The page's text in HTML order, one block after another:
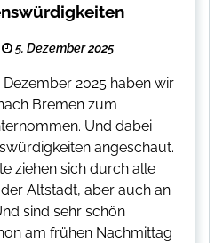
5. Dezember 2025
2025 haben wir
Bremen zum
Und dabei
angeschaut.
ziehen sich durch alle
Altstadt, aber auch an
sind sehr schön
am frühen Nachmittag